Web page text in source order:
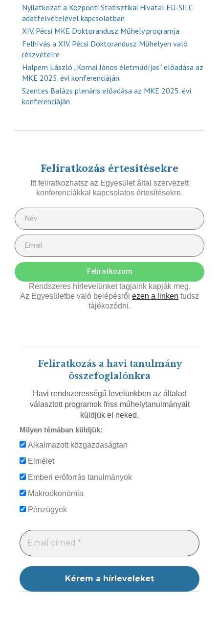
Nyilatkozat a Központi Statisztikai Hivatal EU-SILC
adatfelvételével kapcsolatban
XIV. Pécsi MKE Doktorandusz Műhely programja
Felhívás a XIV. Pécsi Doktorandusz Műhelyen való
részvételre
Halpern László „Kornai János életműdíjas” előadása az
MKE 2025. évi konferenciáján
Szentes Balázs plenáris előadása az MKE 2025. évi
konferenciáján
Feliratkozás értesítésekre
Itt feliratkozhatsz az Egyesület által szervezett
konferenciákkal kapcsolatos értesítésekre.
Feliratkozom
Rendszeres hírlevelünket tagjaink kapják meg.
Az Egyesületbe való belépésről ezen a linken tudsz
tájékozódni.
Feliratkozás a havi tanulmány
összefoglalónkra
Havi rendszerességű levelünkben az általad
választott programok friss műhelytanulmányait
küldjük el neked.
Milyen témában küldjük:
Alkalmazott közgazdaságtan
Elmélet
Emberi erőforrás tanulmányok
Makroökonómia
Pénzügyek